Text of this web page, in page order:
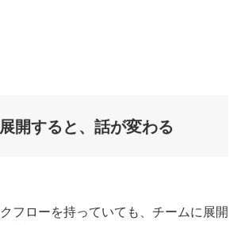
開すると、話が変わる
フローを持っていても、チームに展開